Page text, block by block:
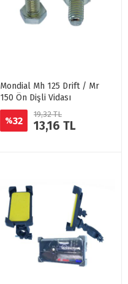
Mondial Mh 125 Drift / Mr
150 Ön Dişli Vidası
%32
19,32 TL
13,16 TL